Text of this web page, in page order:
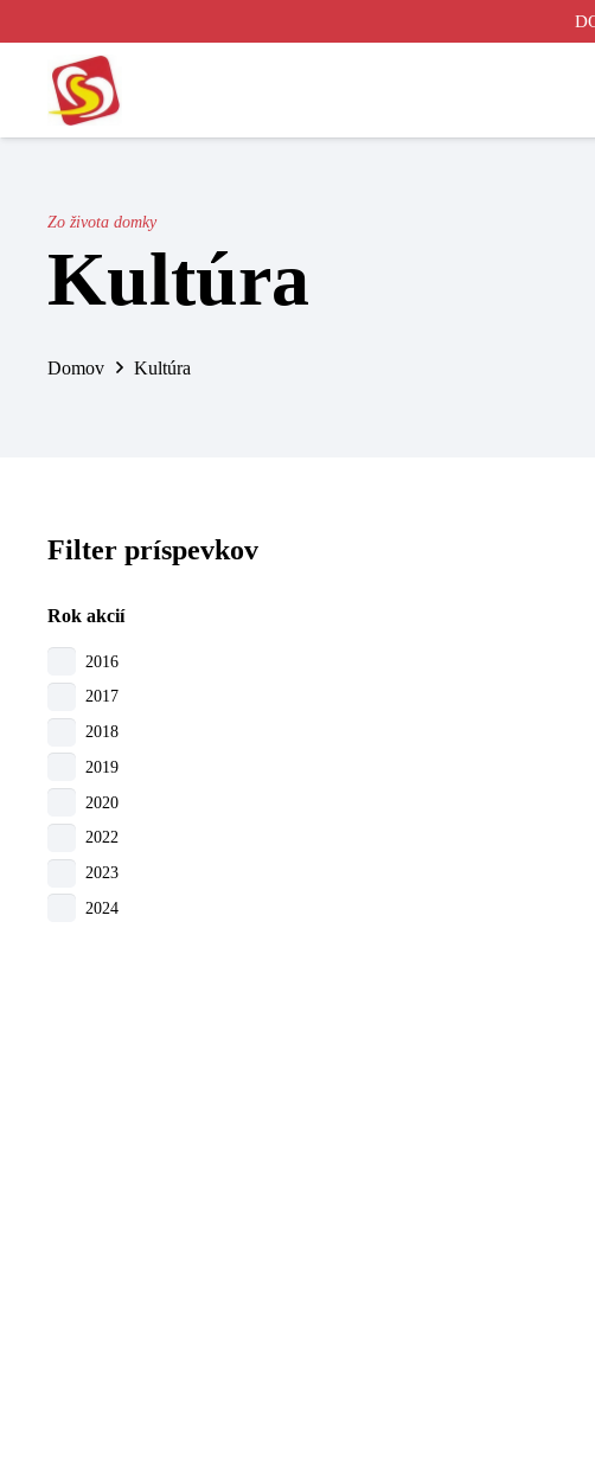
Zo života domky
Kultúra
Domov Kultúra
Filter príspevkov
Rok akcií
2016
2017
2018
2019
2020
2022
2023
2024